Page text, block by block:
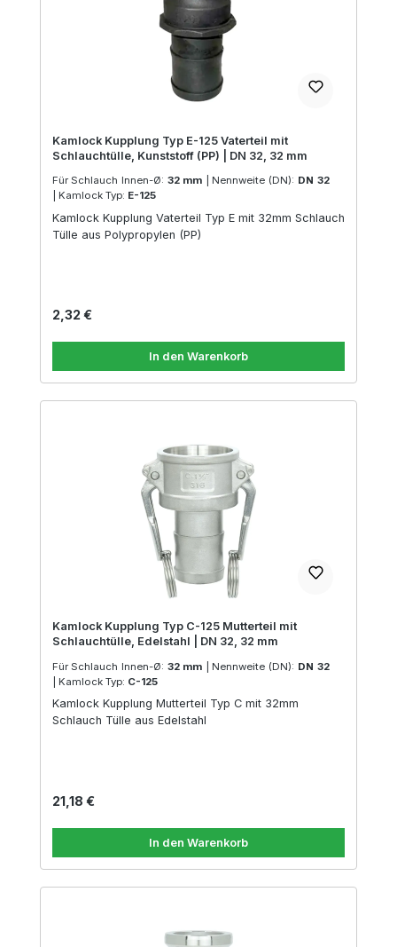
Kamlock Kupplung Typ E-125 Vaterteil mit
Schlauchtülle, Kunststoff (PP) | DN 32, 32 mm
Für Schlauch Innen-Ø: 32 mm Nennweite (DN): DN 32
Kamlock Typ: E-125
Kamlock Kupplung Vaterteil Typ E mit 32mm Schlauch
Tülle aus Polypropylen (PP)
Regulärer Preis:
2,32 €
In den Warenkorb
Kamlock Kupplung Typ C-125 Mutterteil mit
Schlauchtülle, Edelstahl | DN 32, 32 mm
Für Schlauch Innen-Ø: 32 mm Nennweite (DN): DN 32
Kamlock Typ: C-125
Kamlock Kupplung Mutterteil Typ C mit 32mm
Schlauch Tülle aus Edelstahl
Regulärer Preis:
21,18 €
In den Warenkorb